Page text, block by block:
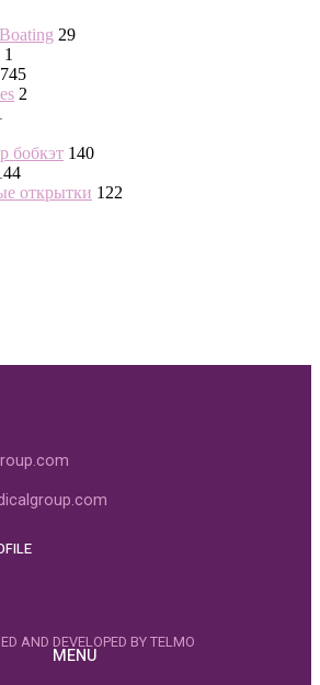
29
1
2
бобкэт 140
открытки 122
AND DEVELOPED BY TELMO
MENU